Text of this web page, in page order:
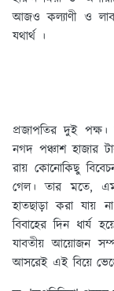
আজও কল্যাণী ও
যথার্থ ।
প্রজাপতির দুই পক্ষ।
নগদ পঞ্চাশ হাজার
রায় কোনোকিছু
গেল। তার মতে,
হাতছাড়া করা যায়
বিবাহের দিন ধার্য
যাবতীয় আয়োজন
আসরেই এই বিয়ে